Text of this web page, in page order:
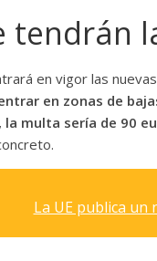
tendrán
en vigor las
en zonas de
multa sería de 90
La UE publica un